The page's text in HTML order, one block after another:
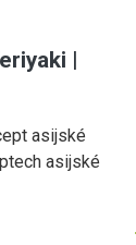
|
asijské
asijské